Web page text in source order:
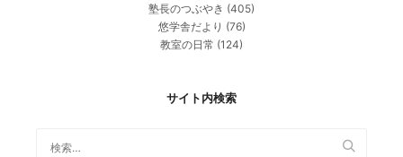
塾長のつぶやき (405)
悠学舎だより (76)
教室の日常 (124)
サイト内検索